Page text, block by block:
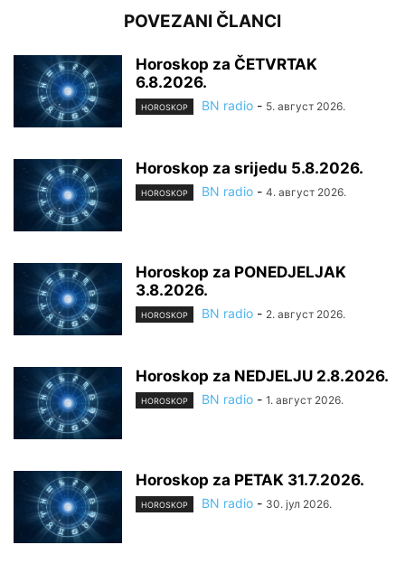
POVEZANI ČLANCI
Horoskop za ČETVRTAK
6.8.2026.
HOROSKOP BN radio - 5. август 2026.
Horoskop za srijedu 5.8.2026.
HOROSKOP BN radio - 4. август 2026.
Horoskop za PONEDJELJAK
3.8.2026.
HOROSKOP BN radio - 2. август 2026.
Horoskop za NEDJELJU 2.8.2026.
HOROSKOP BN radio - 1. август 2026.
Horoskop za PETAK 31.7.2026.
HOROSKOP BN radio - 30. јул 2026.